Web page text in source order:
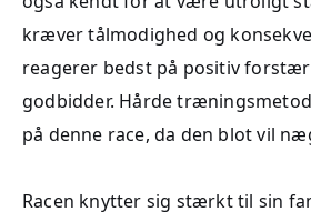
kræver tålmodighed og
reagerer bedst på positiv
godbidder. Hårde
på denne race, da den blot vil
Racen knytter sig stærkt til sin